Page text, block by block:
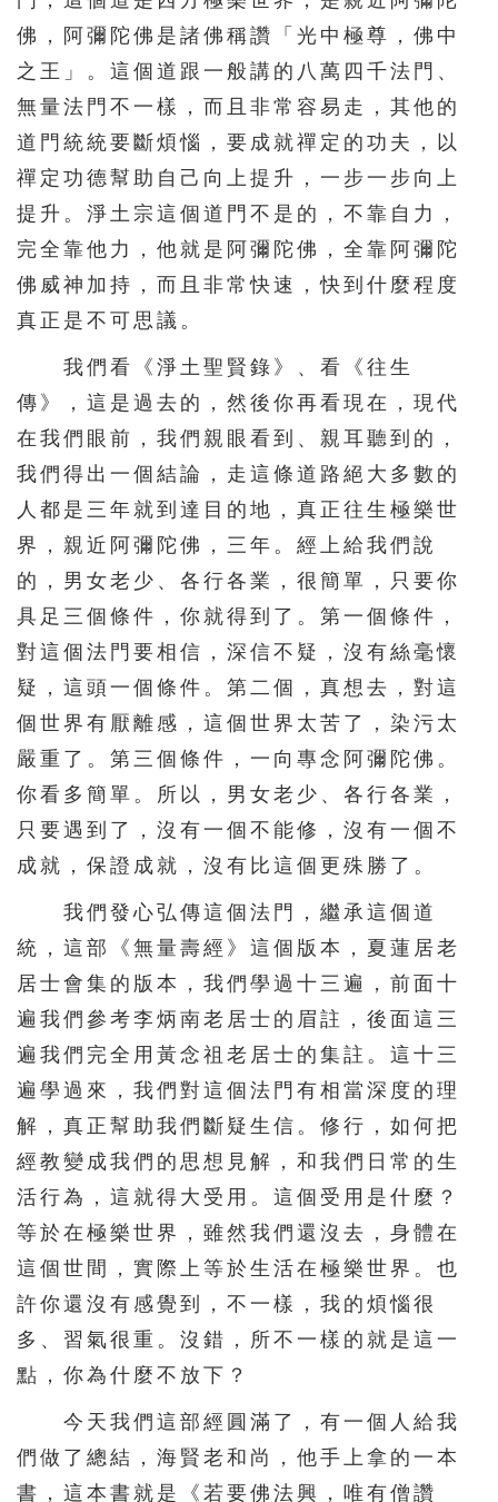
佛，阿彌陀佛是諸佛稱讚「光中極尊，佛中
之王」。這個道跟一般講的八萬四千法門、
無量法門不一樣，而且非常容易走，其他的
道門統統要斷煩惱，要成就禪定的功夫，以
禪定功德幫助自己向上提升，一步一步向上
提升。淨土宗這個道門不是的，不靠自力，
完全靠他力，他就是阿彌陀佛，全靠阿彌陀
佛威神加持，而且非常快速，快到什麼程度
真正是不可思議。
我們看《淨土聖賢錄》、看《往生
傳》，這是過去的，然後你再看現在，現代
在我們眼前，我們親眼看到、親耳聽到的，
我們得出一個結論，走這條道路絕大多數的
人都是三年就到達目的地，真正往生極樂世
界，親近阿彌陀佛，三年。經上給我們說
的，男女老少、各行各業，很簡單，只要你
具足三個條件，你就得到了。第一個條件，
對這個法門要相信，深信不疑，沒有絲毫懷
疑，這頭一個條件。第二個，真想去，對這
個世界有厭離感，這個世界太苦了，染污太
嚴重了。第三個條件，一向專念阿彌陀佛。
你看多簡單。所以，男女老少、各行各業，
只要遇到了，沒有一個不能修，沒有一個不
成就，保證成就，沒有比這個更殊勝了。
我們發心弘傳這個法門，繼承這個道
統，這部《無量壽經》這個版本，夏蓮居老
居士會集的版本，我們學過十三遍，前面十
遍我們參考李炳南老居士的眉註，後面這三
遍我們完全用黃念祖老居士的集註。這十三
遍學過來，我們對這個法門有相當深度的理
解，真正幫助我們斷疑生信。修行，如何把
經教變成我們的思想見解，和我們日常的生
活行為，這就得大受用。這個受用是什麼？
等於在極樂世界，雖然我們還沒去，身體在
這個世間，實際上等於生活在極樂世界。也
許你還沒有感覺到，不一樣，我的煩惱很
多、習氣很重。沒錯，所不一樣的就是這一
點，你為什麼不放下？
今天我們這部經圓滿了，有一個人給我
們做了總結，海賢老和尚，他手上拿的一本
書，這本書就是《若要佛法興，唯有僧讚